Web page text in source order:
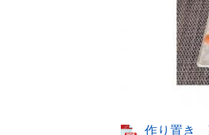
作り置き